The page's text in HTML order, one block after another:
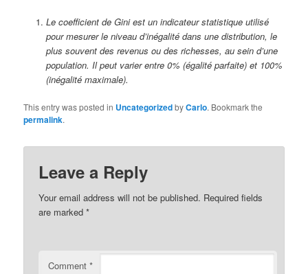
Le coefficient de Gini est un indicateur statistique utilisé
pour mesurer le niveau d’inégalité dans une distribution, le
plus souvent des revenus ou des richesses, au sein d’une
population. Il peut varier entre 0% (égalité parfaite) et 100%
(inégalité maximale).
This entry was posted in UncategorizedbyCarlo. Bookmark the
permalink.
Leave a Reply
Your email address will not be published. Required fields
are marked*
Comment*